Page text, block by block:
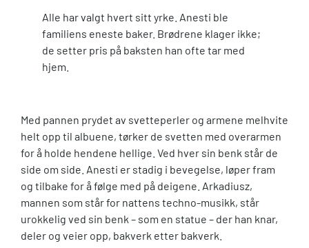
Alle har valgt hvert sitt yrke. Anesti ble
familiens eneste baker. Brødrene klager ikke;
de setter pris på baksten han ofte tar med
hjem.
Med pannen prydet av svetteperler og armene melhvite
helt opp til albuene, tørker de svetten med overarmen
for å holde hendene hellige. Ved hver sin benk står de
side om side. Anesti er stadig i bevegelse, løper fram
og tilbake for å følge med på deigene. Arkadiusz,
mannen som står for nattens techno-musikk, står
urokkelig ved sin benk – som en statue – der han knar,
deler og veier opp, bakverk etter bakverk.